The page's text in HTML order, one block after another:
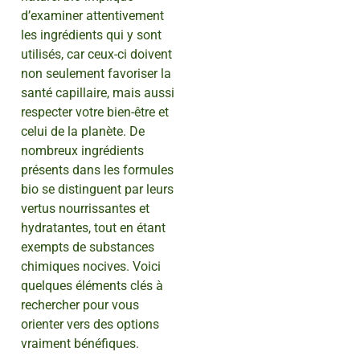
d’examiner attentivement
les ingrédients qui y sont
utilisés, car ceux-ci doivent
non seulement favoriser la
santé capillaire, mais aussi
respecter votre bien-être et
celui de la planète. De
nombreux ingrédients
présents dans les formules
bio se distinguent par leurs
vertus nourrissantes et
hydratantes, tout en étant
exempts de substances
chimiques nocives. Voici
quelques éléments clés à
rechercher pour vous
orienter vers des options
vraiment bénéfiques.